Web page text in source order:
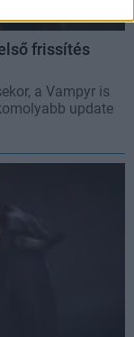
frissítés
a Vampyr is
update